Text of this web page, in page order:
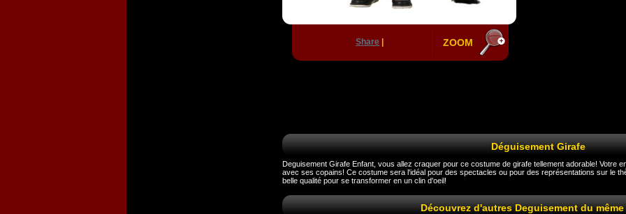
Share ZOOM
Déguisement Girafe
Deguisement Girafe Enfant, vous allez craquer pour ce costume de girafe tellement adorable! Votre
avec ses copains! Ce costume sera l'idéal pour des spectacles ou pour des représentations sur le
belle qualité pour se transformer en un clin d'oeil!
Découvrez d'autres Deguisement du même